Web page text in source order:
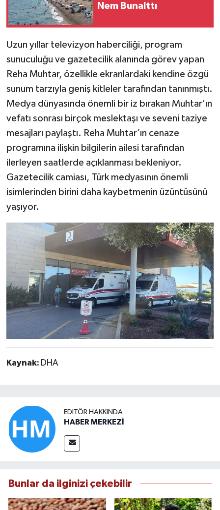
Nem Bunalttı
Uzun yıllar televizyon haberciliği, program
sunuculuğu ve gazetecilik alanında görev yapan
Reha Muhtar, özellikle ekranlardaki kendine özgü
sunum tarzıyla geniş kitleler tarafından tanınmıştı.
Medya dünyasında önemli bir iz bırakan Muhtar’ın
vefatı sonrası birçok meslektaşı ve seveni taziye
mesajları paylaştı. Reha Muhtar’ın cenaze
programına ilişkin bilgilerin ailesi tarafından
ilerleyen saatlerde açıklanması bekleniyor.
Gazetecilik camiası, Türk medyasının önemli
isimlerinden birini daha kaybetmenin üzüntüsünü
yaşıyor.
Kaynak: DHA
EDITÖR HAKKINDA
HABER MERKEZİ
Bunlar da ilginizi çekebilir